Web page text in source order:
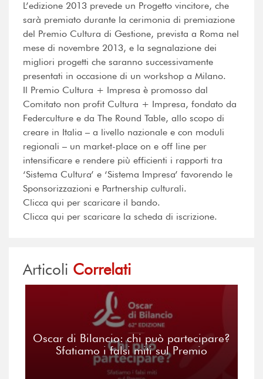
L’edizione 2013 prevede un Progetto vincitore, che
sarà premiato durante la cerimonia di premiazione
del Premio Cultura di Gestione, prevista a Roma nel
mese di novembre 2013, e la segnalazione dei
migliori progetti che saranno successivamente
presentati in occasione di un workshop a Milano.
Il Premio Cultura + Impresa è promosso dal
Comitato non profit Cultura + Impresa, fondato da
Federculture e da The Round Table, allo scopo di
creare in Italia – a livello nazionale e con moduli
regionali – un market-place on e off line per
intensificare e rendere più efficienti i rapporti tra
‘Sistema Cultura’ e ‘Sistema Impresa’ favorendo le
Sponsorizzazioni e Partnership culturali.
Clicca qui per scaricare il bando.
Clicca qui per scaricare la scheda di iscrizione.
Articoli Correlati
Oscar di Bilancio: chi può partecipare?
Sfatiamo i falsi miti sul Premio